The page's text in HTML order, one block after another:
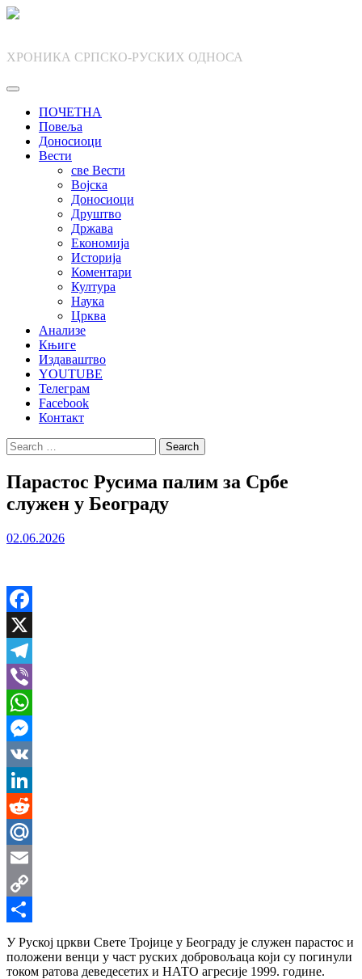
Skip
ХРОНИКА СРПСКО-РУСКИХ ОДНОСА
ПОЧЕТНА
Повеља
Доносиоци
Вести
све Вести
Војска
Доносиоци
Друштво
Држава
Економија
Историја
Коментари
Култура
Наука
Црква
Анализе
Књиге
Издаваштво
YOUTUBE
Телеграм
Facebook
Контакт
Search
for:
Парастос Русима палим за Србе
служен у Београду
02.06.2026
Facebook
X
Telegram
Viber
WhatsApp
Messenger
VK
LinkedIn
Reddit
Mail.Ru
Email
Copy
Link
Share
У Руској цркви Свете Тројице у Београду је служен парастос и
положени венци у част руских добровољаца који су погинули
током ратова деведесетих и НАТО агресије 1999. године.